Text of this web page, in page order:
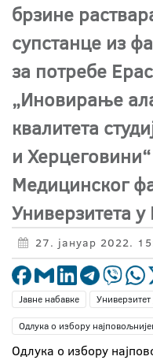
брзине
супстанце из
за потребе
„Иновирање
квалитета
и
Медицинског
Универзитета
27. јануар 2022.
Јавне набавке
Одлука о избору
Одлука о избору